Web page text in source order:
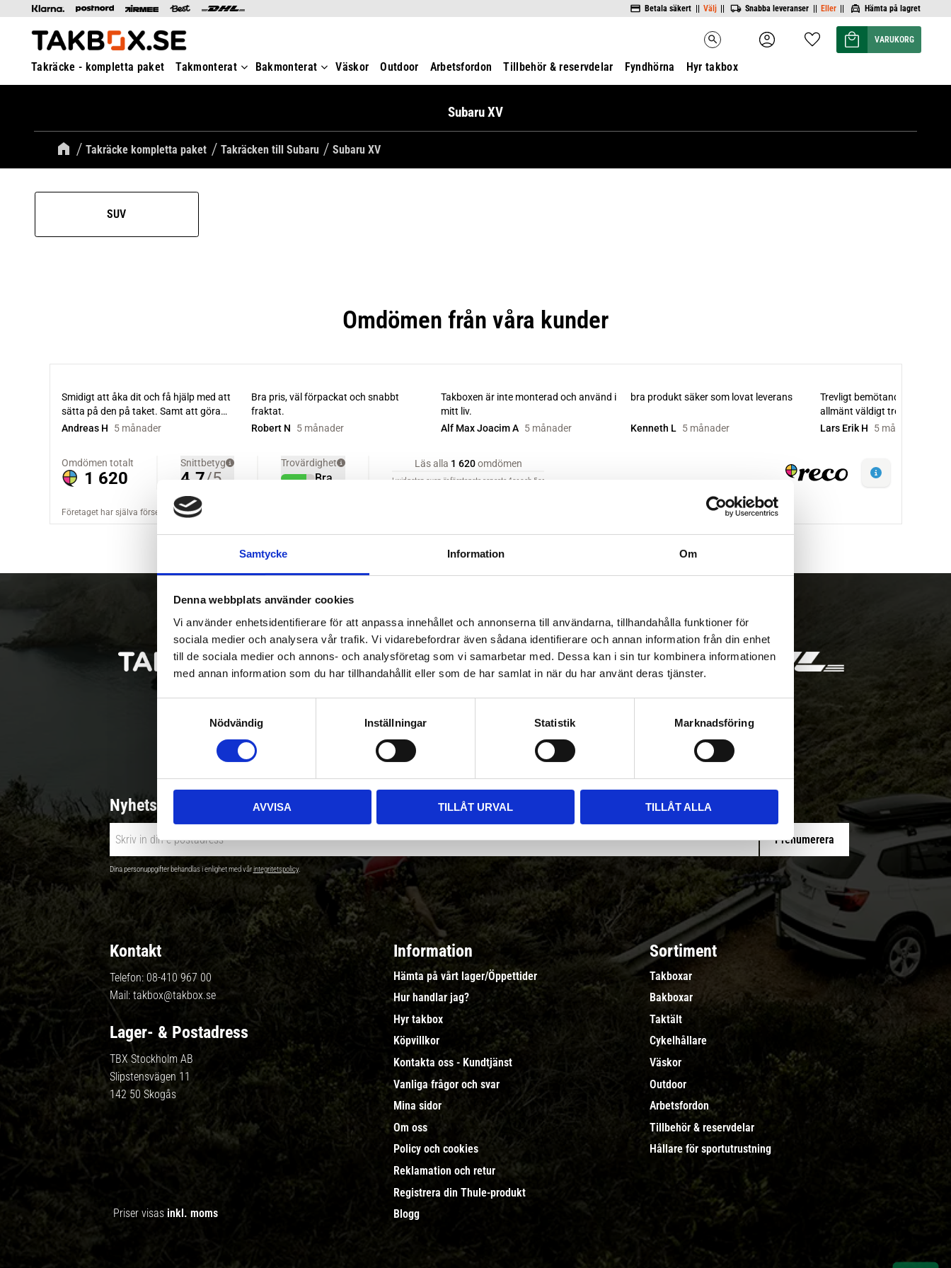
Samtycke Information Om
Denna webbplats använder cookies
Vi använder enhetsidentifierare för att anpassa innehållet och annonserna till användarna, tillhandahålla funktioner för
sociala medier och analysera vår trafik. Vi vidarebefordrar även sådana identifierare och annan information från din enhet
till de sociala medier och annons- och analysföretag som vi samarbetar med. Dessa kan i sin tur kombinera informationen
med annan information som du har tillhandahållit eller som de har samlat in när du har använt deras tjänster.
e
s
v
a
Nödvändig Inställningar Statistik Marknadsföring
AVVISA TILLÅT URVAL TILLÅT ALLA
Betala säkert || Välj || Snabba leveranser || Eller || Hämta på lagret
search Favoriter
Kundvagn
Takräcke - kompletta paket Takmonterat Bakmonterat Väskor Outdoor Arbetsfordon Tillbehör & reservdelar Fyndhörna Hyr takbox
Subaru XV
Takräcke kompletta paket Takräcken till Subaru Subaru XV
SUV
Betala säkert || Snabba leveranser || Hämta på lagret med/utan montering
Nyhetsbrev - Ta del av nyheter & erbjudanden
Prenumerera
Dina personuppgifter behandlas i enlighet med vårintegritetspolicy.
Kontakt
Telefon: 08-410 967 00
Mail: takbox@takbox.se
Lager- & Postadress
TBX Stockholm AB
Slipstensvägen 11
142 50 Skogås
Information
Hämta på vårt lager/Öppettider
Hur handlar jag?
Hyr takbox
Köpvillkor
Kontakta oss - Kundtjänst
Vanliga frågor och svar
Mina sidor
Om oss
Policy och cookies
Reklamation och retur
Registrera din Thule-produkt
Blogg
Sortiment
Takboxar
Bakboxar
Taktält
Cykelhållare
Väskor
Outdoor
Arbetsfordon
Tillbehör & reservdelar
Hållare för sportutrustning
Priser visas inkl. moms